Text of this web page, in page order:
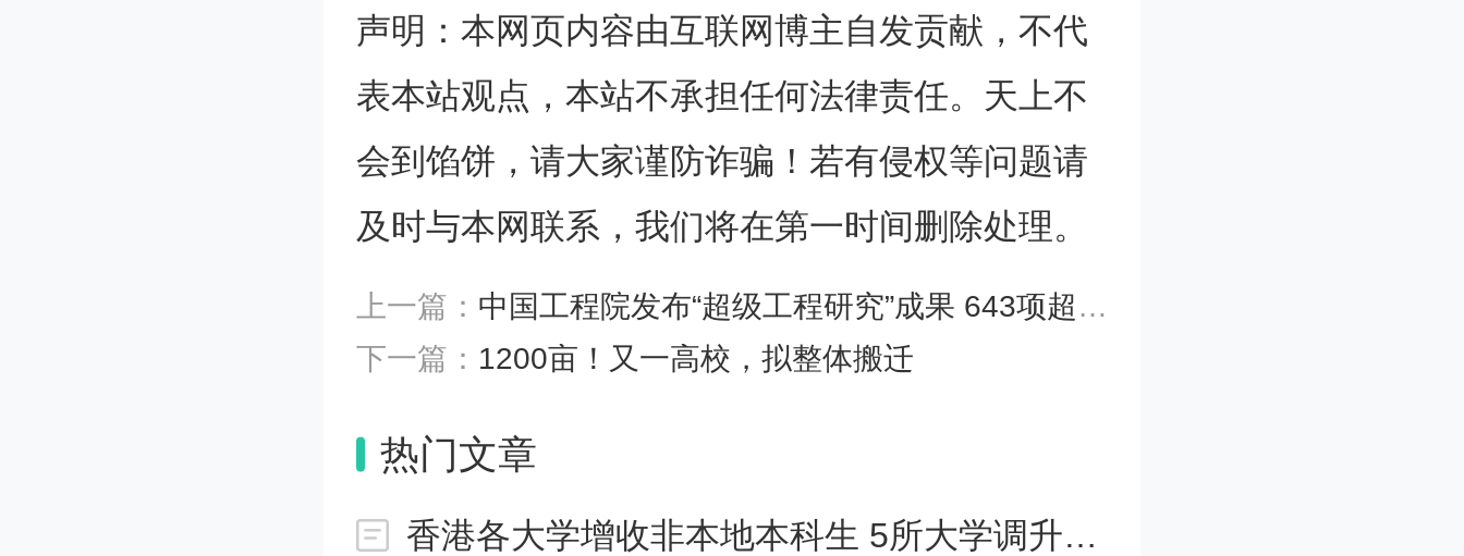
他们是中国科学院上海微系统与信息技术研究所“集成电
路用300mm硅片关键技术研发与产业化”团队，物理研
究所“高性能固态电池及关键材料技术研究和产业化”团
队，大连化学物理研究所“第三代甲醇制烯烃（DMTO-II
I）技术开发及产业化”团队，微电子研究所“高性能数据
转换芯片研发及产业化”团队，国家授时中心“高精度光纤
时间频率传递研究与应用”团队。
中国科学院杰出科技成就奖授予院属单位在近五年内
学院青年科学家奖表彰在中国科学院科技创新活动中的
先进典型和作出突出贡献的青年科技人才，中国科学院
年度人物和年度团队表彰弘扬践行科学家精神、发挥先
锋模范作用、为科技创新作出重要贡献并展现出良好精
奖表彰在服务国民经济、社会发展、社会公益等科技创
新活动中作出重要贡献的团队。
声明：本网页内容由互联网博主自发贡献，不代
表本站观点，本站不承担任何法律责任。天上不
会到馅饼，请大家谨防诈骗！若有侵权等问题请
及时与本网联系，我们将在第一时间删除处理。
上一篇： 中国工程院发布“超级工程研究”成果 643项超级工程进入排行榜
下一篇： 1200亩！又一高校，拟整体搬迁
热门文章
香港各大学增收非本地本科生 5所大学调升学费